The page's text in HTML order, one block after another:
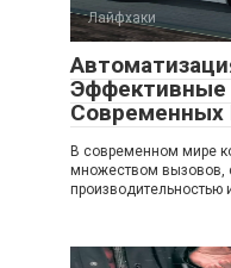
Лайфхаки
Современных
В современном мире
множеством вызовов,
производительностью